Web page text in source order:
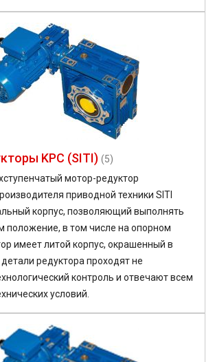
KPC (SITI) (5)
мотор-редуктор
приводной техники SITI
корпус, позволяющий выполнять
положение, в том числе на опорном
имеет литой корпус, окрашенный в
редуктора проходят не
контроль и отвечают всем
условий.